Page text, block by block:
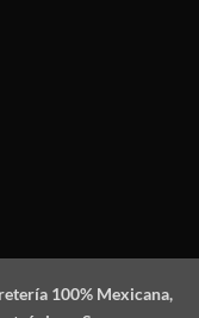
100% Mexicana,